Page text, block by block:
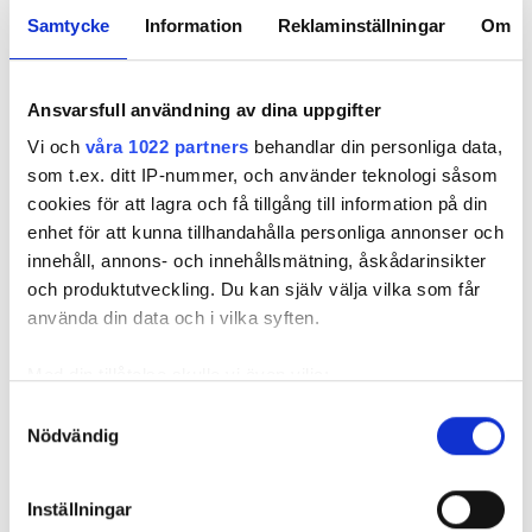
Samtycke Information Reklaminställningar Om
Ansvarsfull användning av dina uppgifter
Vi och våra 1022 partners behandlar din personliga data,
som t.ex. ditt IP-nummer, och använder teknologi såsom
cookies för att lagra och få tillgång till information på din
enhet för att kunna tillhandahålla personliga annonser och
innehåll, annons- och innehållsmätning, åskådarinsikter
och produktutveckling. Du kan själv välja vilka som får
använda din data och i vilka syften.
som kan ha en noggrannhet på upp till flera meter
Ta reda på mer om hur dina personliga uppgifter
Nödvändig
Inställningar
Hovrätten i
Bravida-målet –
fängelse blir
villkorlig dom
Nytt, tyst
avloppssystem
enligt kunden
WC:n över
Hovrätten i Bravida-målet –
fängelse blir villkorlig dom